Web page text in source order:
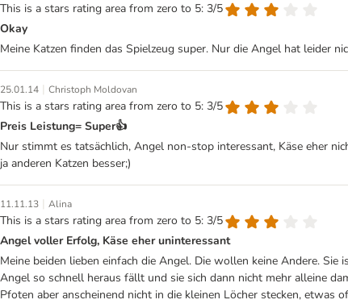
This is a stars rating area from zero to 5: 3/5
Okay
Meine Katzen finden das Spielzeug super. Nur die Angel hat leider
25.01.14 | Christoph Moldovan
This is a stars rating area from zero to 5: 3/5
Preis Leistung= Super👍
Nur stimmt es tatsächlich, Angel non-stop interessant, Käse eher
ja anderen Katzen besser;)
11.11.13 | Alina
This is a stars rating area from zero to 5: 3/5
Angel voller Erfolg, Käse eher uninteressant
Meine beiden lieben einfach die Angel. Die wollen keine Andere.
Angel so schnell heraus fällt und sie sich dann nicht mehr alleine
Pfoten aber anscheinend nicht in die kleinen Löcher stecken, etwas